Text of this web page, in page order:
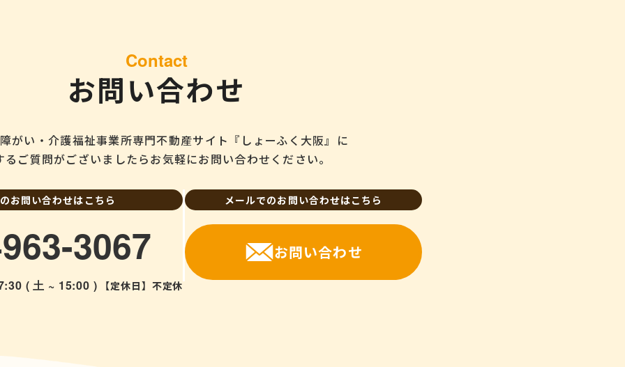
Contact
お問い合わせ
がい・介護福祉事業所専門不動産サイト『しょーふく大阪』に
るご質問がございましたらお気軽にお問い合わせください。
お問い合わせはこちら
3067
( 土 ~ 15:00 ) 【定休日】不定休
メールでのお問い合わせはこちら
お問い合わせ